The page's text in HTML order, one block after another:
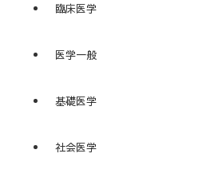
臨床医学
医学一般
基礎医学
社会医学